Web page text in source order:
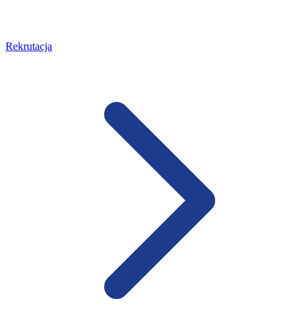
Rekrutacja